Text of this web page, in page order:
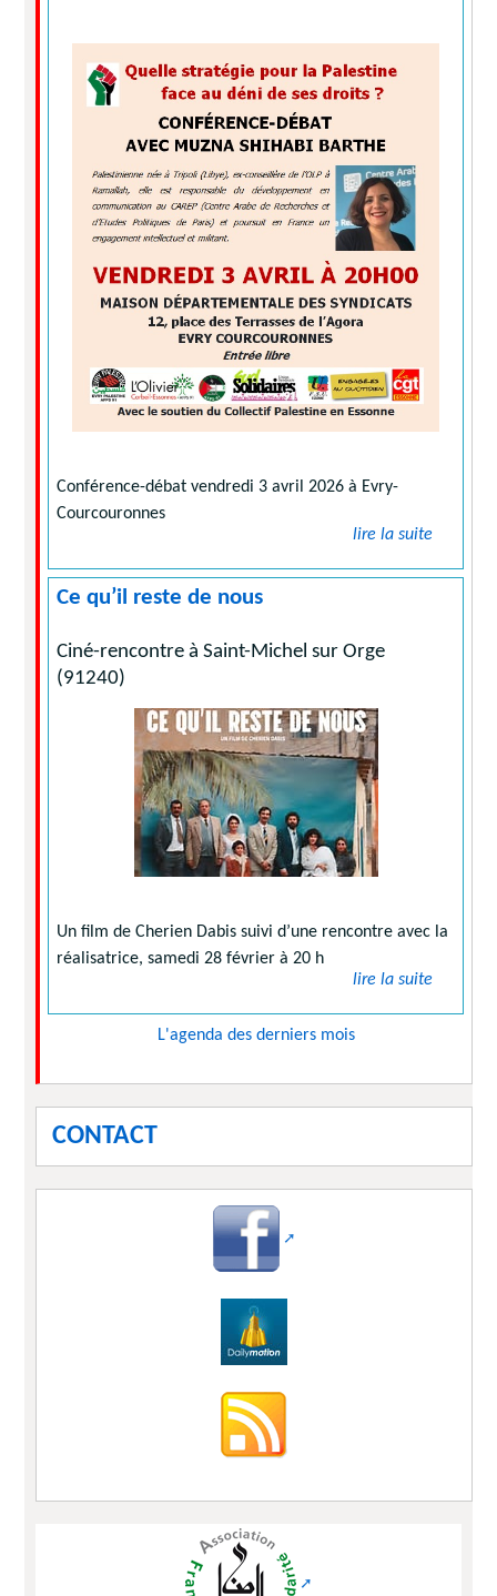
Conférence-débat vendredi 3 avril 2026 à Evry-
Courcouronnes
lire la suite
Ce qu’il reste de nous
Ciné-rencontre à Saint-Michel sur Orge
(91240)
Un film de Cherien Dabis suivi d’une rencontre avec la
réalisatrice, samedi 28 février à 20 h
lire la suite
L'agenda des derniers mois
CONTACT